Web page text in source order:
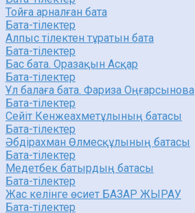
Тойға арналған бата
Бата-тілектер
Алпыс тілектен тұратын бата
Бата-тілектер
Бас бата. Оразақын Асқар
Бата-тілектер
Ұл балаға бата. Фариза Оңғарсынова
Бата-тілектер
Сейіт Кенжеахметұлының батасы
Бата-тілектер
Әбдірахман Өлмесқұлының батасы
Бата-тілектер
Медетбек батырдың батасы
Бата-тілектер
Жас келінге өсиет БАЗАР ЖЫРАУ
Бата-тілектер